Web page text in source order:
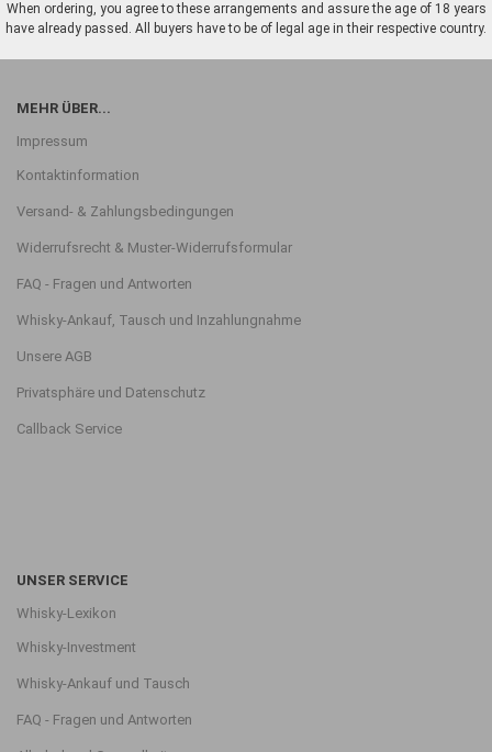
When ordering, you agree to these arrangements and assure the age of 18 years
have already passed. All buyers have to be of legal age in their respective country.
MEHR ÜBER...
Impressum
Kontaktinformation
Versand- & Zahlungsbedingungen
Widerrufsrecht & Muster-Widerrufsformular
FAQ - Fragen und Antworten
Whisky-Ankauf, Tausch und Inzahlungnahme
Unsere AGB
Privatsphäre und Datenschutz
Callback Service
UNSER SERVICE
Whisky-Lexikon
Whisky-Investment
Whisky-Ankauf und Tausch
FAQ - Fragen und Antworten